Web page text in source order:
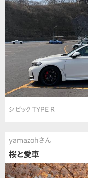
シビック TYPE R
yamazohさん
桜と愛車